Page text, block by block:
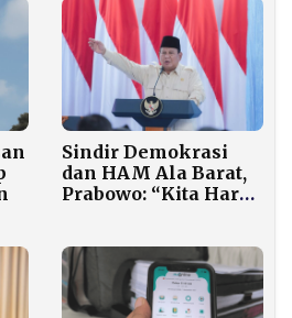
Terintegrasi
Sindir Demokrasi
dan HAM Ala Barat,
Prabowo: “Kita Harus